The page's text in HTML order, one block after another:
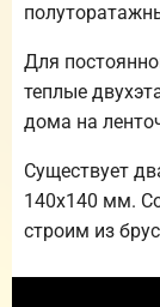
Для
теплые
дома на
Существует
140х140 мм.
строим из